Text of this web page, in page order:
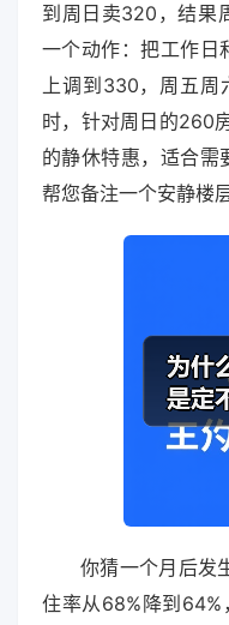
到周日卖320，结果
一个动作：把工作日
上调到330，周五周
时，针对周日的260
的静休特惠，适合需
帮您备注一个安静楼
你猜一个月后发
住率从68%降到64%